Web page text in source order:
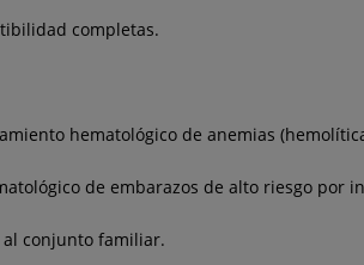
completas.
hematológico de anemias
de embarazos de alto riesgo por
conjunto familiar.